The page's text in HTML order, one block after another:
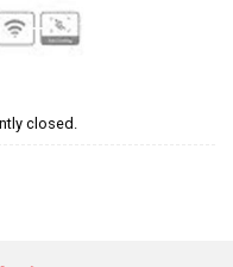
closed.